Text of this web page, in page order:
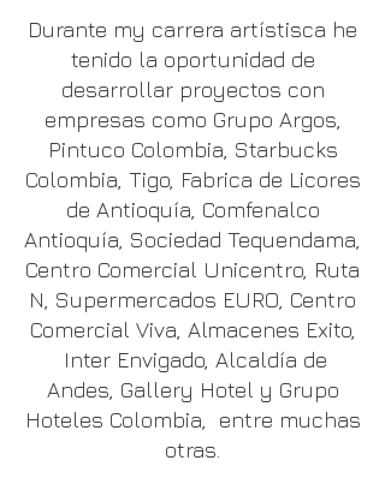
Durante my carrera artístisca he
tenido la oportunidad de
desarrollar proyectos con
empresas como Grupo Argos,
Pintuco Colombia, Starbucks
Colombia, Tigo, Fabrica de Licores
de Antioquía, Comfenalco
Antioquía, Sociedad Tequendama,
Centro Comercial Unicentro, Ruta
N, Supermercados EURO, Centro
Comercial Viva, Almacenes Exito,
Inter Envigado, Alcaldía de
Andes, Gallery Hotel y Grupo
Hoteles Colombia, entre muchas
otras.